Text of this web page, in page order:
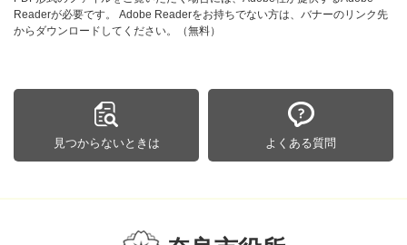
Readerが必要です。
Adobe Readerをお持ちでない方は、バナーのリンク先
からダウンロードしてください。（無料）
見つからないときは よくある質問